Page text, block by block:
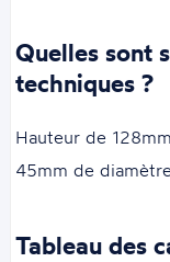
Quelles sont
techniques ?
Hauteur de
45mm de
Tableau des